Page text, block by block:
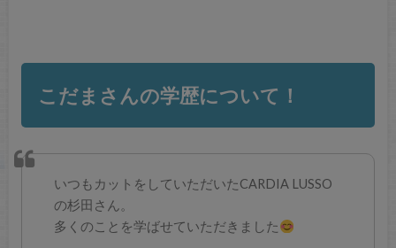
こだまさんの学歴について！
いつもカットをしていただいたCARDIA LUSSO
の杉田さん。
多くのことを学ばせていただきました